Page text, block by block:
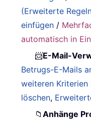
(Erweiterte
einfügen /
automatisch in
📨E-Mail-
Betrugs-E-Mails
weiteren Kriterien
löschen,
📁Anhänge